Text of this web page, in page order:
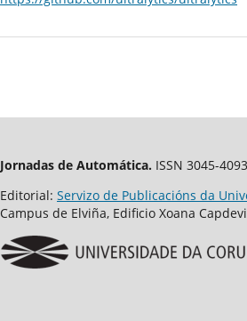
Jornadas de Automática. ISSN 3045-4093
Editorial: Servizo de Publicacións da
Campus de Elviña, Edificio Xoana